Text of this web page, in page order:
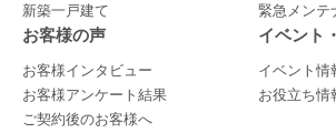
新築一戸建て
緊急メンテ
お客様の声
お客様インタビュー
お客様アンケート結果
ご契約後のお客様へ
イベント
イベント情
お役立ち情